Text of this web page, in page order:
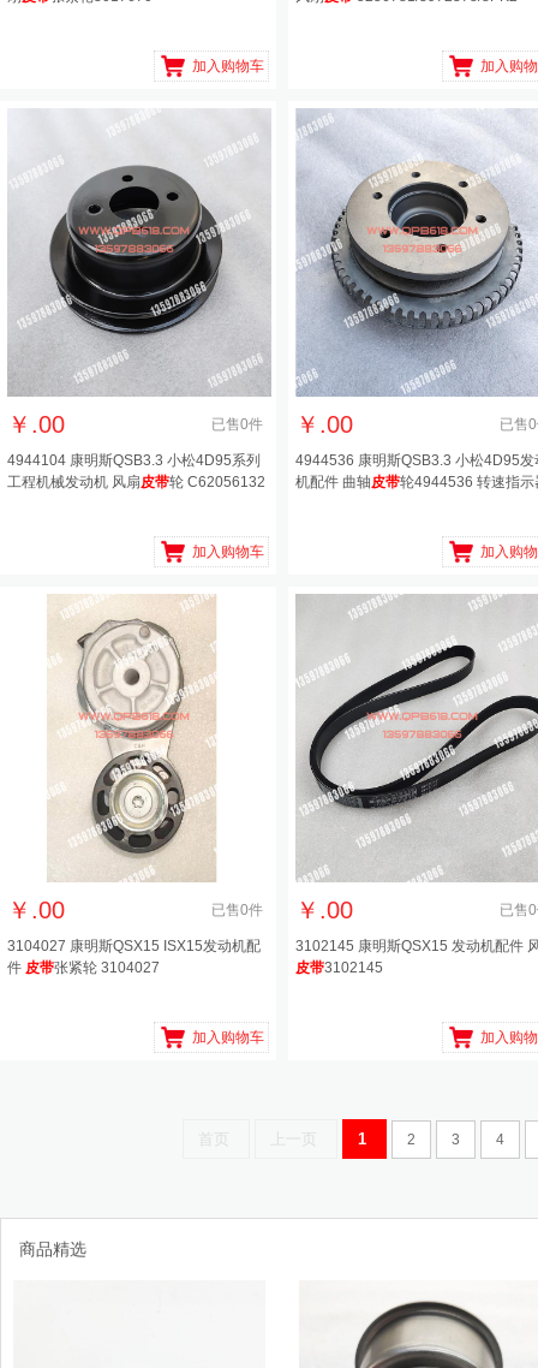
加入购物车 加入购
￥ .00 已售0件
4944104 康明斯QSB3.3 小松4D95系列
工程机械发动机 风扇皮带轮 C62056132
加入购物车
￥ .00 已售0
4944536 康明斯QSB3.3 小松4D95发
机配件 曲轴皮带轮4944536 转速指示
加入购
￥ .00 已售0件
3104027 康明斯QSX15 ISX15发动机配
件 皮带张紧轮 3104027
加入购物车
￥ .00 已售0
3102145 康明斯QSX15 发动机配件
皮带3102145
加入购
首页 上一页 1 2 3 4
商品精选